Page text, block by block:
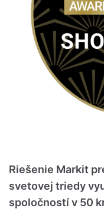
Riešenie Markit
svetovej triedy
spoločností v 50